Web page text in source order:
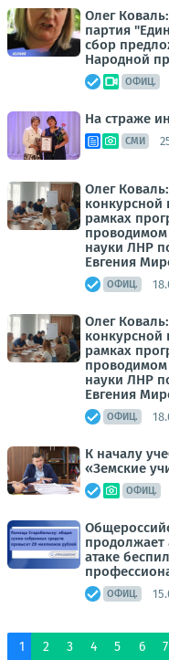
Олег
партия
сбор
Народной
ОФИЦ.
На страже
СМИ
Олег
конкурсной
рамках
проводимом
науки ЛНР
Евгения
ОФИЦ.
Олег
конкурсной
рамках
проводимом
науки ЛНР
Евгения
ОФИЦ.
К началу
«Земские
ОФИЦ.
атаке
ОФИЦ.
1 2 3 4 5 6 7